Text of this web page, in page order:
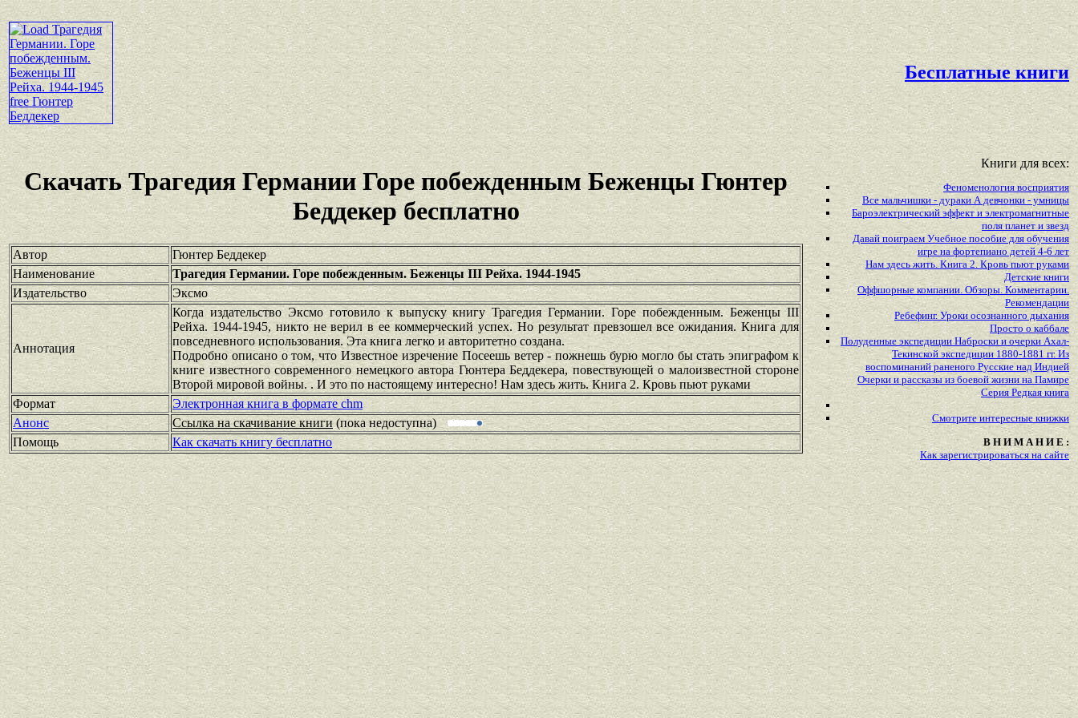
Бесплатные книги
Скачать Трагедия Германии Горе побежденным Беженцы Гюнтер
Беддекер бесплатно
Автор
Гюнтер Беддекер
Наименование
Трагедия Германии. Горе побежденным. Беженцы III Рейха. 1944-1945
Издательство
Эксмо
Аннотация
Когда издательство Эксмо готовило к выпуску книгу Трагедия Германии. Горе побежденным. Беженцы III
Рейха. 1944-1945, никто не верил в ее коммерческий успех. Но результат превзошел все ожидания. Книга для
повседневного использования. Эта книга легко и авторитетно создана.
Подробно описано о том, что Известное изречение Посеешь ветер - пожнешь бурю могло бы стать эпиграфом к
книге известного современного немецкого автора Гюнтера Беддекера, повествующей о малоизвестной стороне
Второй мировой войны. . И это по настоящему интересно! Нам здесь жить. Книга 2. Кровь пьют руками
Формат
Электронная книга в формате chm
Анонс
Ссылка на скачивание книги(пока недоступна)
Помощь
Как скачать книгу бесплатно
Книги для всех:
Феноменология восприятия
Все мальчишки - дураки А девчонки - умницы
Бароэлектрический эффект и электромагнитные
поля планет и звезд
Давай поиграем Учебное пособие для обучения
игре на фортепиано детей 4-6 лет
Нам здесь жить. Книга 2. Кровь пьют руками
Детские книги
Оффшорные компании. Обзоры. Комментарии.
Рекомендации
Ребефинг. Уроки осознанного дыхания
Просто о каббале
Полуденные экспедиции Наброски и очерки Ахал-
Текинской экспедиции 1880-1881 гг. Из
воспоминаний раненого Русские над Индией
Очерки и рассказы из боевой жизни на Памире
Серия Редкая книга
Смотрите интересныекнижки
В Н И М А Н И Е :
Как зарегистрироваться на сайте